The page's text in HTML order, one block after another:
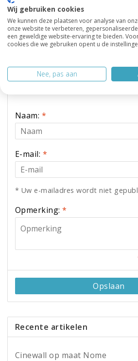
Reacties
Wees de eerste om te reageren...
Laat een reactie achter
Naam: *
E-mail: *
* Uw e-mailadres wordt niet
Opmerking:*
Opslaan
Recente artikelen
Cinewall op maat Nome
Wij gebruiken cookies
We kunnen deze plaatsen voor analyse van
onze website te verbeteren,
een geweldige website-ervaring te bieden.
cookies die we gebruiken opent u de
Nee, pas aan